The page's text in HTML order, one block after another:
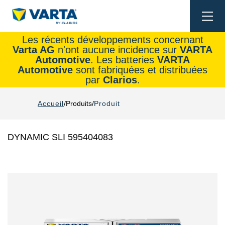
Les récents développements concernant
Varta AG n'ont aucune incidence sur VARTA
Automotive. Les batteries VARTA
Automotive sont fabriquées et distribuées
par Clarios.
Accueil Produits Produit
DYNAMIC SLI 595404083